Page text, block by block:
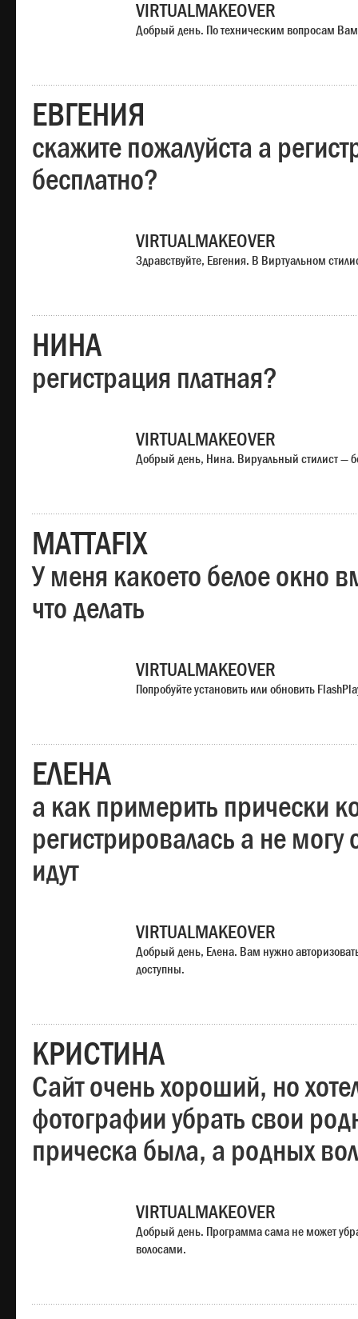
VIRTUALMAKEOVER
Добрый день. По техническим вопросам
ЕВГЕНИЯ
скажите пожалуйста а
бесплатно?
VIRTUALMAKEOVER
Здравствуйте, Евгения. В Виртуальном
НИНА
регистрация платная?
VIRTUALMAKEOVER
Добрый день, Нина. Вируальный стилист —
MATTAFIX
У меня какоето белое окно
что делать
VIRTUALMAKEOVER
Попробуйте установить или обновить
ЕЛЕНА
а как примерить прически
регистрировалась а не
идут
VIRTUALMAKEOVER
Добрый день, Елена. Вам нужно
доступны.
КРИСТИНА
Сайт очень хороший, но
фотографии убрать свои
прическа была, а родных
VIRTUALMAKEOVER
Добрый день. Программа сама не может
волосами.